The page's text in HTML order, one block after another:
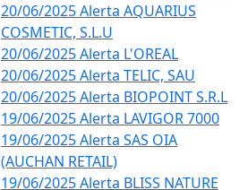
20/06/2025 Alerta AQUARIUS
COSMETIC, S.L.U
20/06/2025 Alerta L'OREAL
20/06/2025 Alerta TELIC, SAU
20/06/2025 Alerta BIOPOINT S.R.L
19/06/2025 Alerta LAVIGOR 7000
19/06/2025 Alerta SAS OIA
(AUCHAN RETAIL)
19/06/2025 Alerta BLISS NATURE